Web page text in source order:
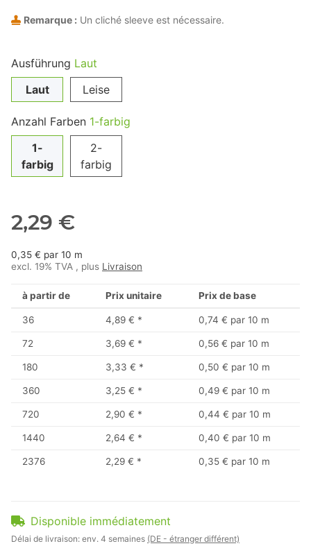
Remarque : Un cliché sleeve est nécessaire.
Ausführung Laut
Laut
Leise
Anzahl Farben 1-farbig
1-
farbig
2-
farbig
2,29 €
0,35 € par 10 m
excl. 19% TVA , plus Livraison
à partir de Prix unitaire Prix de base
36 4,89 € * 0,74 € par 10 m
72 3,69 € * 0,56 € par 10 m
180 3,33 € * 0,50 € par 10 m
360 3,25 € * 0,49 € par 10 m
720 2,90 € * 0,44 € par 10 m
1440 2,64 € * 0,40 € par 10 m
2376 2,29 € * 0,35 € par 10 m
Disponible immédiatement
Délai de livraison: env. 4 semaines (DE - étranger différent)